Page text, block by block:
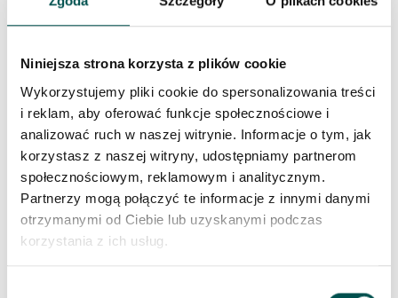
Niniejsza strona korzysta z plików cookie
Wykorzystujemy pliki cookie do spersonalizowania treści
i reklam, aby oferować funkcje społecznościowe i
analizować ruch w naszej witrynie. Informacje o tym, jak
korzystasz z naszej witryny, udostępniamy partnerom
społecznościowym, reklamowym i analitycznym.
Partnerzy mogą połączyć te informacje z innymi danymi
otrzymanymi od Ciebie lub uzyskanymi podczas
korzystania z ich usług.
W hurtowni RR Granity oferujemy szeroki wybór
marmurów pochodzących z renomowanych
naturalne dzieło natury, które wyróżnia się
wyjątkowym układem żył, subtelną kolorystyką oraz
wysoką jakością.
Marmur dostępny w naszej ofercie sprawdzi się
zarówno w przestrzeniach prywatnych, jak i
komercyjnych – od eleganckich mieszkań, przez
hotele, po reprezentacyjne biura.
Rodzaje i kolory marmuru